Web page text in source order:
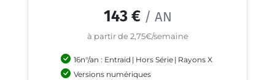
143 €/ AN
à partir de 2,75€/semaine
16n°/an : Entraid | Hors Série | Rayons X
Versions numériques